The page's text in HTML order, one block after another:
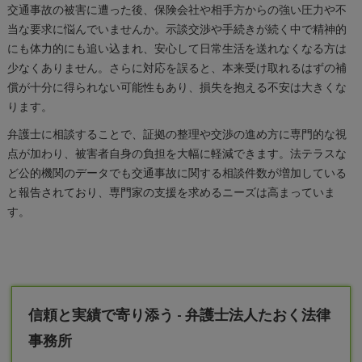
交通事故の被害に遭った後、保険会社や相手方からの強い圧力や不
当な要求に悩んでいませんか。示談交渉や手続きが続く中で精神的
にも体力的にも追い込まれ、安心して日常生活を送れなくなる方は
少なくありません。さらに対応を誤ると、本来受け取れるはずの補
償が十分に得られない可能性もあり、損失を抱える不安は大きくな
ります。
弁護士に相談することで、証拠の整理や交渉の進め方に専門的な視
点が加わり、被害者自身の負担を大幅に軽減できます。法テラスな
ど公的機関のデータでも交通事故に関する相談件数が増加している
と報告されており、専門家の支援を求めるニーズは高まっていま
す。
信頼と実績で寄り添う - 弁護士法人たおく法律
事務所